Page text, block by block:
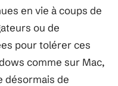
en vie à coups de
ou de
pour tolérer ces
comme sur Mac,
désormais de